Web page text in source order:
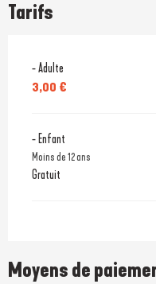
Tarifs
- Adulte
3,00 €
- Enfant
Moins de 12 ans
Gratuit
Moyens de